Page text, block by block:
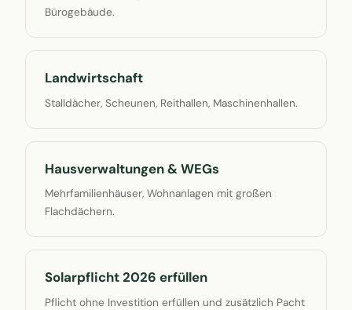
Bürogebäude.
Landwirtschaft
Stalldächer, Scheunen, Reithallen, Maschinenhallen.
Hausverwaltungen & WEGs
Mehrfamilienhäuser, Wohnanlagen mit großen
Flachdächern.
Solarpflicht 2026 erfüllen
Pflicht ohne Investition erfüllen und zusätzlich Pacht